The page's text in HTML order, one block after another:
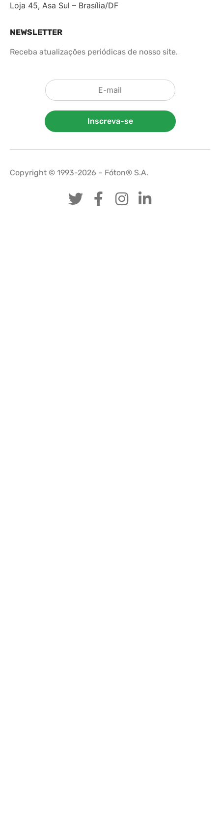
Loja 45, Asa Sul – Brasília/DF
NEWSLETTER
Receba atualizações periódicas de nosso site.
Inscreva-se
Copyright © 1993-2026 – Fóton® S.A.